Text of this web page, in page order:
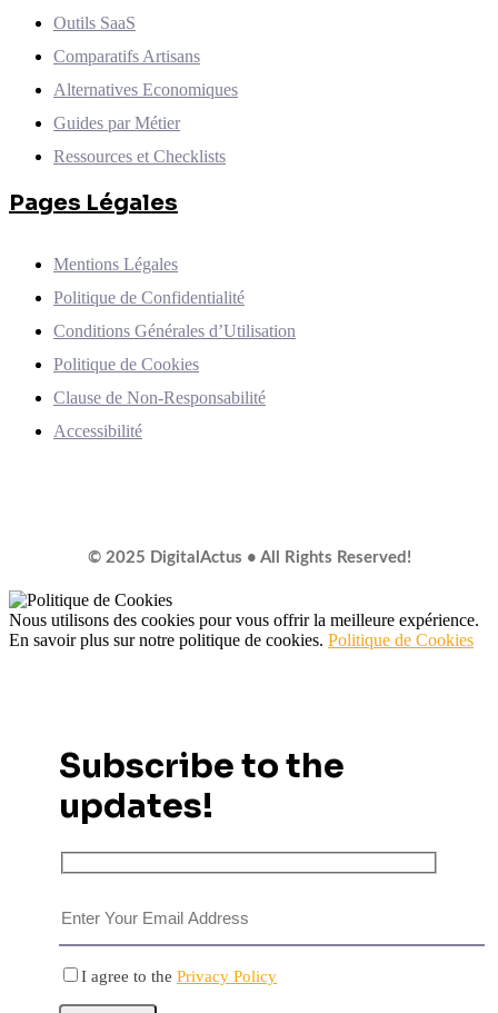
Outils SaaS
Comparatifs Artisans
Alternatives Economiques
Guides par Métier
Ressources et Checklists
Pages Légales
Mentions Légales
Politique de Confidentialité
Conditions Générales d’Utilisation
Politique de Cookies
Clause de Non-Responsabilité
Accessibilité
© 2025 DigitalActus • All Rights Reserved!
Nous utilisons des cookies pour vous offrir la meilleure expérience.
En savoir plus sur notre politique de cookies. Politique de Cookies
Subscribe to the
updates!
I agree to the Privacy Policy